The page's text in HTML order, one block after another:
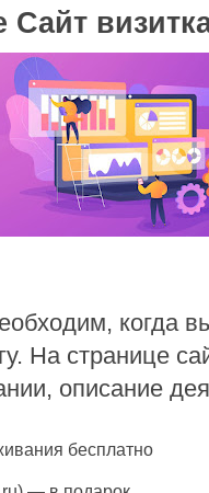
Сайт
когда
На странице
описание
бесплатно